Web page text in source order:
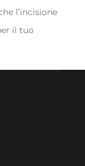
l’incisione
il tuo